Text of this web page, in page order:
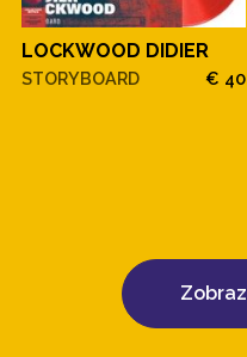
LOCKWOOD DIDIER
STORYBOARD € 40